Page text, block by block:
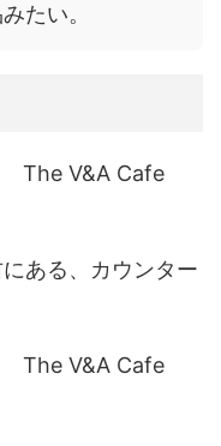
たい。
ある、カウンター